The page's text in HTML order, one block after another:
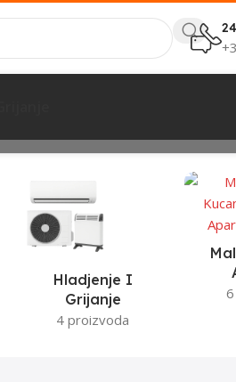
Hladjenje I
Grijanje
4 proizvoda